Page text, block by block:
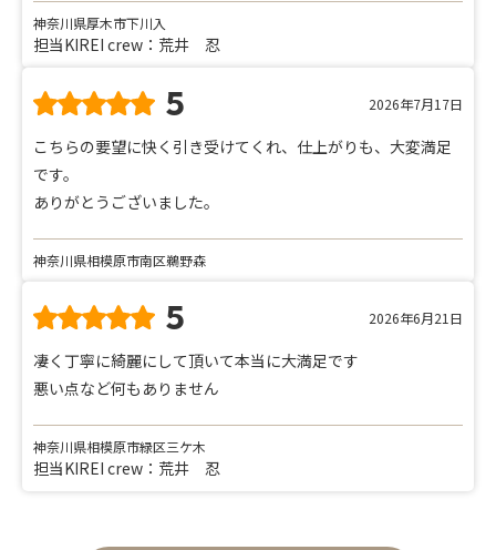
神奈川県厚木市下川入
担当KIREI crew：荒井 忍
5 2026年7月17日
こちらの要望に快く引き受けてくれ、仕上がりも、大変満足
です。
ありがとうございました。
神奈川県相模原市南区鵜野森
5 2026年6月21日
凄く丁寧に綺麗にして頂いて本当に大満足です
悪い点など何もありません
神奈川県相模原市緑区三ケ木
担当KIREI crew：荒井 忍